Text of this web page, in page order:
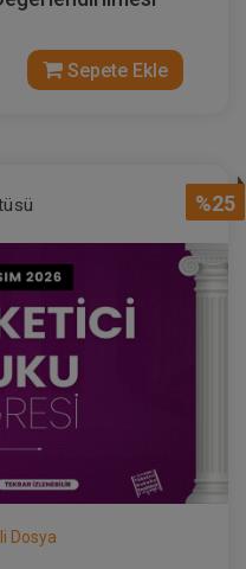
Sepete Ekle
%25
Dosya